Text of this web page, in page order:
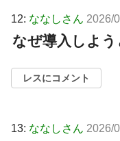
12: ななしさん 2026/
なぜ導入しよ
レスにコメント
13: ななしさん 2026/